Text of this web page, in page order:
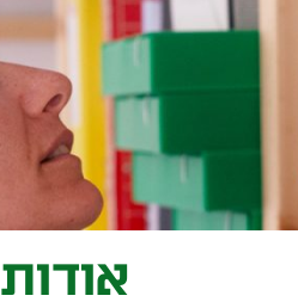
אודות